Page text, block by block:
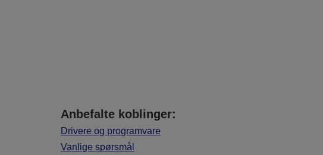
Anbefalte koblinger:
Drivere og programvare
Vanlige spørsmål